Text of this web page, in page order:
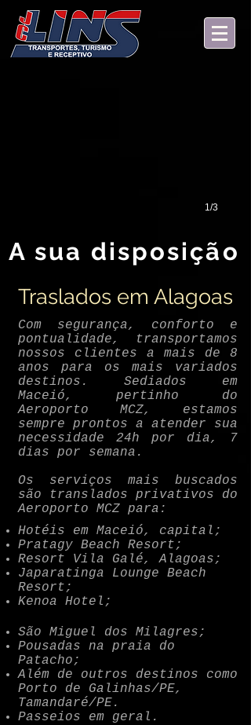
1/3
A sua disposição
Traslados em Alagoas
Com segurança, conforto e
pontualidade, transportamos
nossos clientes a mais de 8
anos para os mais variados
destinos. Sediados em
Maceió, pertinho do
Aeroporto MCZ, estamos
sempre prontos a atender sua
necessidade 24h por dia, 7
dias por semana.
Os serviços mais buscados
são translados privativos do
Aeroporto MCZ para:
Hotéis em Maceió, capital;
Pratagy Beach Resort;
Resort Vila Galé, Alagoas;
Japaratinga Lounge Beach
Resort;
Kenoa Hotel;
São Miguel dos Milagres;
Pousadas na praia do
Patacho;
Além de outros destinos como
Porto de Galinhas/PE,
Tamandaré/PE.
Passeios em geral.